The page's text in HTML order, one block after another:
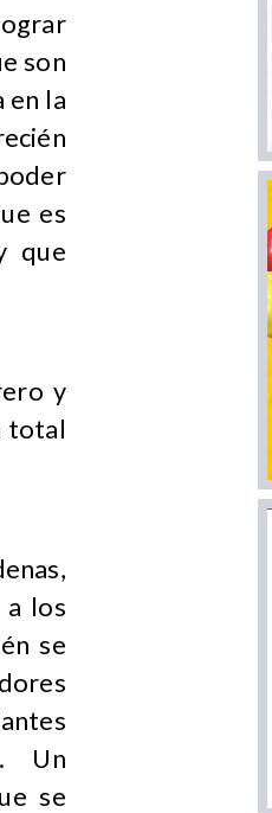
son
en la
es
que
y
total
a los
se
Un
se